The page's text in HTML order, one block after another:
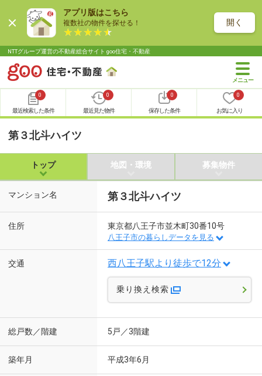
アプリ版はこちら
複数社の物件を探せる！ 開く
NTTグループ運営の不動産総合サイト goo住宅・不動産
0
最近検索した条件
0
最近見た物件
0
保存した条件
0
お気に入り
第３北斗ハイツ
トップ 地図・環境 募集物件
マンション名 第３北斗ハイツ
住所 東京都八王子市並木町30番10号
八王子市の暮らしデータを見る
交通 西八王子駅より徒歩で12分
乗り換え検索
総戸数／階建 5戸／3階建
築年月 平成3年6月